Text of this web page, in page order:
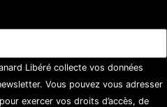
Libéré collecte vos données
Vous pouvez vous adresser
exercer vos droits d’accès, de